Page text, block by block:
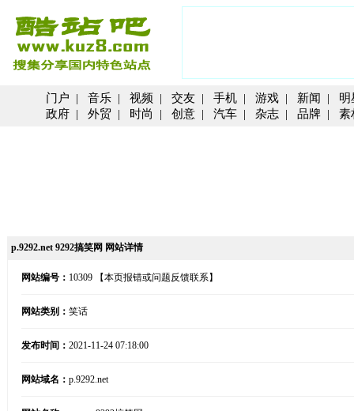
门户 | 音乐 | 视频 | 交友 | 手机 | 游戏 | 新闻 | 明
政府 | 外贸 | 时尚 | 创意 | 汽车 | 杂志 | 品牌 | 素
p.9292.net 9292搞笑网 网站详情
网站编号： 10309 【本页报错或问题反馈联系】
网站类别： 笑话
发布时间： 2021-11-24 07:18:00
网站域名： p.9292.net